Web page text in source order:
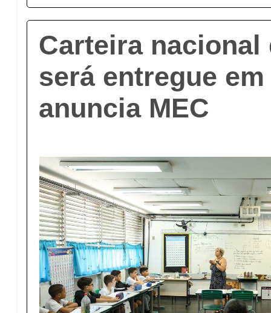
Carteira
será entregue
anuncia MEC